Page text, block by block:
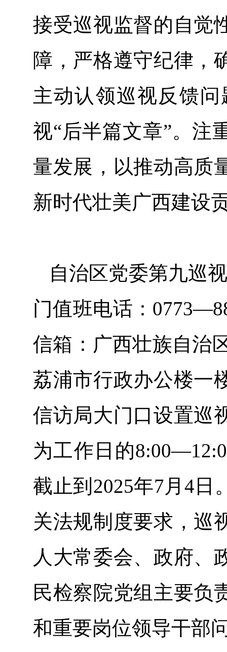
接受巡视监督的自觉
障，严格遵守纪律，
主动认领巡视反馈
视“后半篇文章”。注
量发展，以推动高质
新时代壮美广西建设
自治区党委第九巡
门值班电话：
信箱：广西壮族自治
荔浦市行政办公楼一
信访局大门口设置巡
为工作日的
截止到2025年7月4日
关法规制度要求，巡
人大常委会、政府、
民检察院党组主要负
和重要岗位领导干部